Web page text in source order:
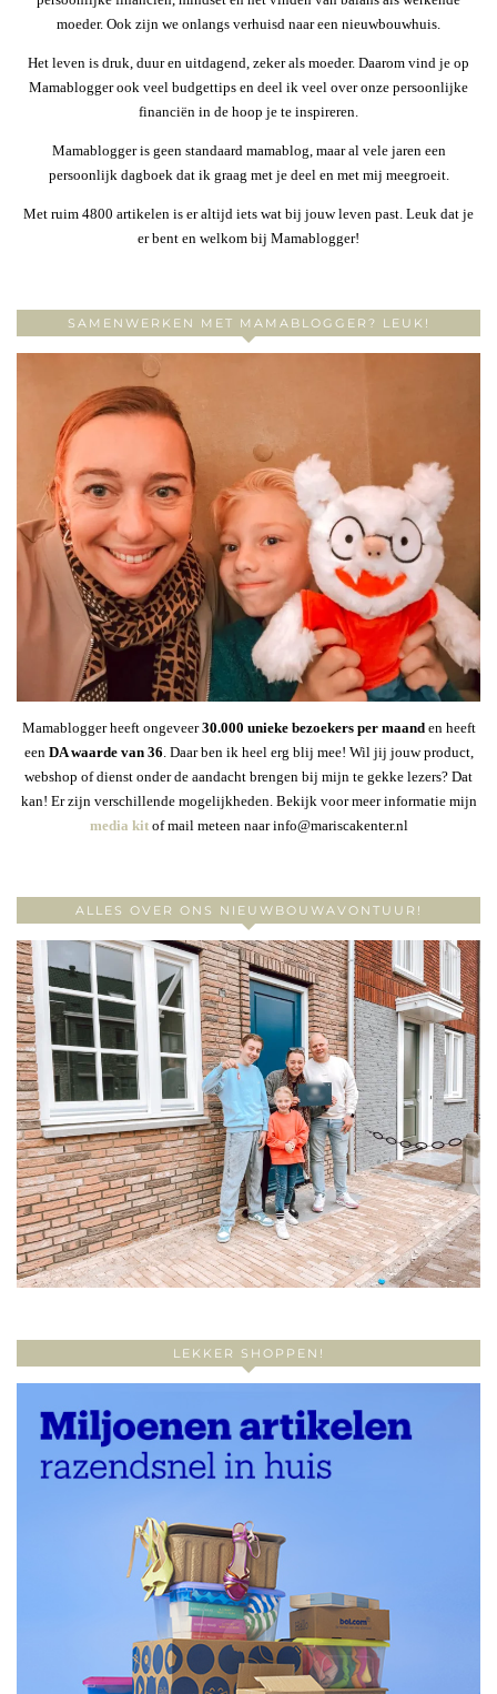
moeder. Ook zijn we onlangs verhuisd naar een nieuwbouwhuis.
Het leven is druk, duur en uitdagend, zeker als moeder. Daarom vind je op
Mamablogger ook veel budgettips en deel ik veel over onze persoonlijke
financiën in de hoop je te inspireren.
Mamablogger is geen standaard mamablog, maar al vele jaren een
persoonlijk dagboek dat ik graag met je deel en met mij meegroeit.
Met ruim 4800 artikelen is er altijd iets wat bij jouw leven past. Leuk dat je
er bent en welkom bij Mamablogger!
SAMENWERKEN MET MAMABLOGGER? LEUK!
Mamablogger heeft ongeveer30.000 unieke bezoekers per maanden heeft
een DA waarde van 36 . Daar ben ik heel erg blij mee! Wil jij jouw product,
webshop of dienst onder de aandacht brengen bij mijn te gekke lezers? Dat
kan! Er zijn verschillende mogelijkheden. Bekijk voor meer informatie mijn
media kitof mail meteen naar info@mariscakenter.nl
ALLES OVER ONS NIEUWBOUWAVONTUUR!
LEKKER SHOPPEN!